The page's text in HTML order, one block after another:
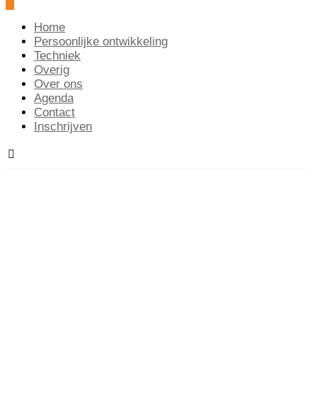
Home
Persoonlijke ontwikkeling
Techniek
Overig
Over ons
Agenda
Contact
Inschrijven